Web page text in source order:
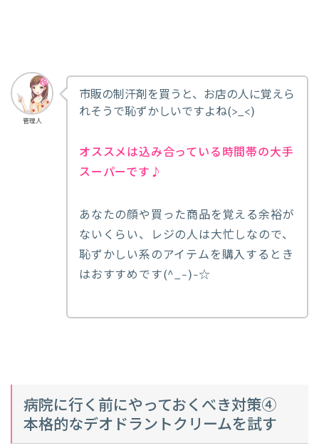
管理人
市販の制汗剤を買うと、お店の人に覚えら
れそうで恥ずかしいですよね(>_<)
オススメは込み合っている時間帯の大手
スーパーです♪
あなたの顔や買った商品を覚える余裕が
ないくらい、レジの人は大忙しなので、
恥ずかしい系のアイテムを購入するとき
はおすすめです(^_-)-☆
病院に行く前にやっておくべき対策④
本格的なデオドラントクリームを試す